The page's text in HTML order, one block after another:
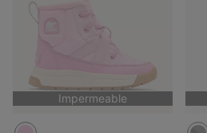
Impermeable